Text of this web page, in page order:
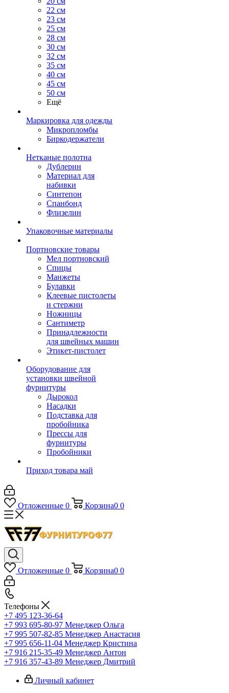
22 см
23 см
25 см
28 см
30 см
32 см
35 см
40 см
45 см
50 см
Ещё
Маркировка для одежды
Микропломбы
Биркодержатели
Нетканые полотна
Дублерин
Материал для
набивки
Синтепон
Спанбонд
Флизелин
Упаковочные материалы
Портновские товары
Мел портновский
Спицы
Манжеты
Булавки
Клеевые пистолеты
и стержни
Ножницы
Сантиметр
Принадлежности
для швейных машин
Этикет-пистолет
Оборудование для
установки швейной
фурнитуры
Дырокол
Насадки
Подставка для
пробойника
Прессы для
фурнитуры
Пробойники
Приход товара май
Отложенные 0 Корзина0 0
Отложенные 0 Корзина0 0
Телефоны
+7 495 123-36-64
+7 993 695-80-97 Менеджер Ольга
+7 995 507-82-85 Менеджер Анастасия
+7 995 656-11-04 Менеджер Кристина
+7 916 215-35-49 Менеджер Антон
+7 916 357-43-89 Менеджер Дмитрий
Личный кабинет